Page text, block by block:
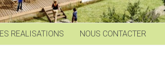
REALISATIONS NOUS CONTACTER